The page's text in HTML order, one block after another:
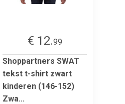
€ 12.99
Shoppartners SWAT
tekst t-shirt zwart
kinderen (146-152)
Zwa...